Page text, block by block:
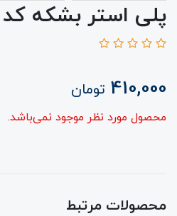
پلی استر بشکه کد 167
410,000 تومان
محصول مورد نظر موجود نمی‌باشد.
محصولات مرتبط